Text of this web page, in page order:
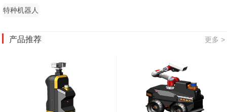
特种机器人
产品推荐 更多 >